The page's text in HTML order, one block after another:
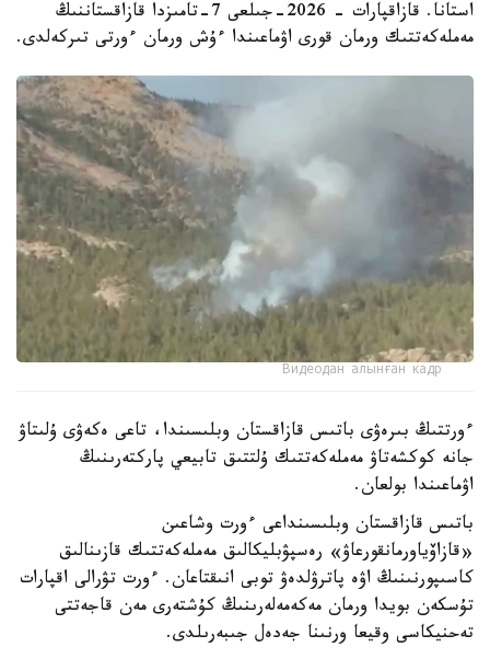
استانا. قازاقپارات - 2026-جىلعى 7-تامىزدا قازاقستاننىڭ
مەملەكەتتىك ورمان قورى اۋماعىندا ءۇش ورمان ءورتى تىركەلدى.
Видеодан алынған кадр
ءورتتىڭ بىرەۋى باتىس قازاقستان وبلىسىندا، تاعى ەكەۋى ۇلىتاۋ
جانە كوكشەتاۋ مەملەكەتتىك ۇلتتىق تابيعي پاركتەرىنىڭ
اۋماعىندا بولعان.
باتىس قازاقستان وبلىسىنداعى ءورت وشاعىن
«قازاۆياورمانقورعاۋ» رەسپۋبليكالىق مەملەكەتتىك قازىنالىق
كاسىپورنىنىڭ اۋە پاترۋلدەۋ توبى انىقتاعان. ءورت تۋرالى اقپارات
تۇسكەن بويدا ورمان مەكەمەلەرىنىڭ كۇشتەرى مەن قاجەتتى
تەحنيكاسى وقيعا ورنىنا جەدەل جىبەرىلدى.